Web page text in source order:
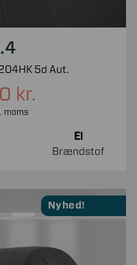
5d Aut.
kr.
moms
El
Brændstof
Nyhed!